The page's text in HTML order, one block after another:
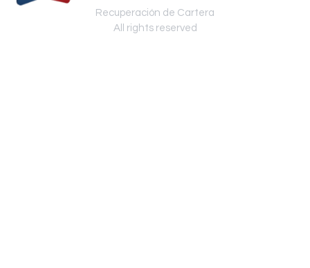
Recuperación de Cartera
All rights reserved